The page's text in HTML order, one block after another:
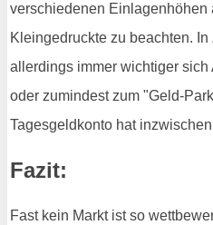
verschiedenen Einlagenhöhen
Kleingedruckte zu beachten.
allerdings immer wichtiger
oder zumindest zum "Geld-
Tagesgeldkonto hat
Fazit:
Fast kein Markt ist so